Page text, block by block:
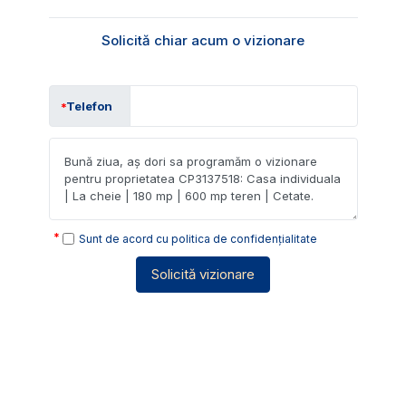
Solicită chiar acum o vizionare
Telefon
Sunt de acord cu politica de confidențialitate
Solicită vizionare